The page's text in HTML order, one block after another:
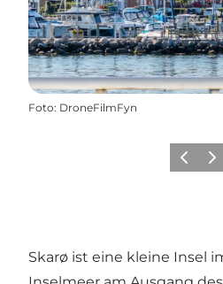
Foto: DroneFilmFyn
Zurück
Skarø ist eine kleine Insel